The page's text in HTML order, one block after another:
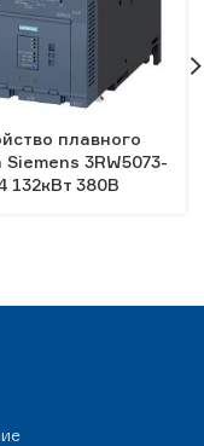
плавного
Siemens 3RW5073-
132кВт 380В